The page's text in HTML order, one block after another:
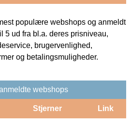
populære webshops og anmeldt
5 ud fra bl.a. deres prisniveau,
brugervenlighed,
og betalingsmuligheder.
webshops
Stjerner Link